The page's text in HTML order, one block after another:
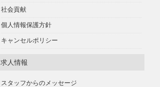
社会貢献
個人情報保護方針
キャンセルポリシー
求人情報
スタッフからのメッセージ